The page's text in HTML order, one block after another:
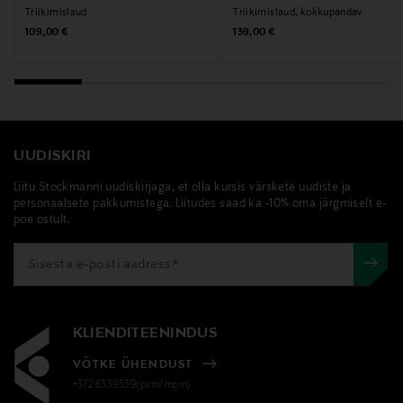
Märksõnad
Triikimislaud
Original Price
109,00 €
Triikimislaud, kokkupandav
Original Price
139,00 €
UUDISKIRI
Liitu Stockmanni uudiskirjaga, et olla kursis värskete uudiste ja
personaalsete pakkumistega. Liitudes saad ka -10% oma järgmiselt e-
poe ostult.
KLIENDITEENINDUS
VÕTKE ÜHENDUST
+372 6339539(pvm/mpm)